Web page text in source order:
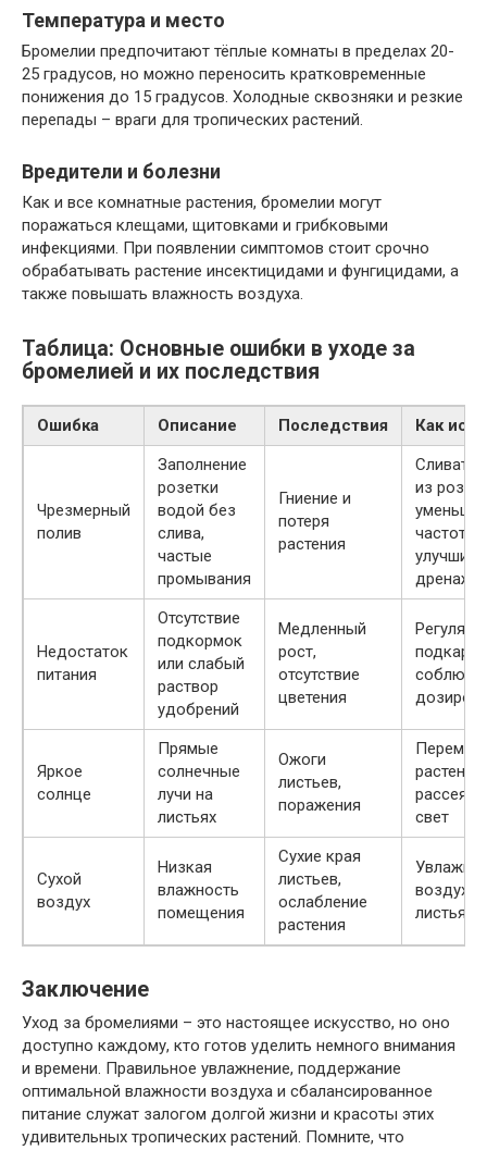
Температура и место
Бромелии предпочитают тёплые комнаты в пределах 20-
25 градусов, но можно переносить кратковременные
понижения до 15 градусов. Холодные сквозняки и резкие
перепады – враги для тропических растений.
Вредители и болезни
Как и все комнатные растения, бромелии могут
поражаться клещами, щитовками и грибковыми
инфекциями. При появлении симптомов стоит срочно
обрабатывать растение инсектицидами и фунгицидами, а
также повышать влажность воздуха.
Таблица: Основные ошибки в уходе за
бромелией и их последствия
Ошибка Описание Последствия Как
Чрезмерный
полив
Заполнение
розетки
водой без
слива,
частые
промывания
Гниение и
потеря
растения
Сливать
из
частоту
улучшить
дренаж
Недостаток
питания
Отсутствие
подкормок
или слабый
раствор
удобрений
Медленный
рост,
отсутствие
цветения
Яркое
солнце
Прямые
солнечные
лучи на
листьях
Ожоги
листьев,
поражения
растение
свет
Сухой
воздух
Низкая
влажность
помещения
Сухие края
листьев,
ослабление
растения
воздух и
листья
Заключение
Уход за бромелиями – это настоящее искусство, но оно
доступно каждому, кто готов уделить немного внимания
и времени. Правильное увлажнение, поддержание
оптимальной влажности воздуха и сбалансированное
питание служат залогом долгой жизни и красоты этих
удивительных тропических растений. Помните, что